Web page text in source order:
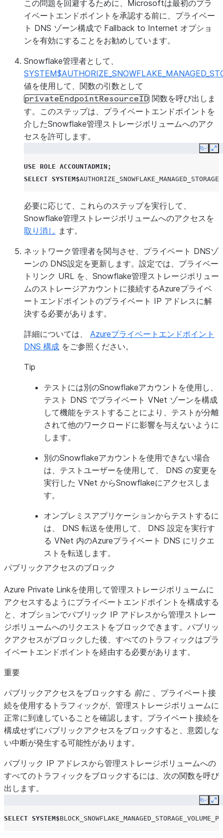
この問題を回避するために、Microsoftは最初のプラ
イベートエンドポイントを承認する前に、プライベー
ト DNS ゾーン構成で Fallback to Internet オプショ
ンを有効にすることをお勧めしています。
Snowflake管理者として、
値を使用して、関数の引数として
privateEndpointResourceID 関数を呼び出しま
す。このステップは、プライベートエンドポイントを
介したSnowflake管理ストレージボリュームへのアク
セスを許可します。
Copy
USE ROLE ACCOUNTADMIN ;
SELECT SYSTEM$
必要に応じて、これらのステップを実行して、
Snowflake管理ストレージボリュームへのアクセスを
取り消し ます。
ネットワーク管理者を関与させ、プライベート DNSゾ
ーンの DNS設定を更新します。設定では、プライベー
トリンク URL を、Snowflake管理ストレージボリュー
ムのストレージアカウントに接続するAzureプライベ
ートエンドポイントのプライベート IP アドレスに解
決する必要があります。
詳細については、 Azureプライベートエンドポイント
DNS 構成 をご参照ください。
Tip
テストには別のSnowflakeアカウントを使用し、
テスト DNS でプライベート VNet ゾーンを構成
して機能をテストすることにより、テストが分離
されて他のワークロードに影響を与えないように
します。
別のSnowflakeアカウントを使用できない場合
は、テストユーザーを使用して、 DNS の変更を
実行した VNet からSnowflakeにアクセスしま
す。
オンプレミスアプリケーションからテストするに
は、 DNS 転送を使用して、 DNS 設定を実行す
る VNet 内のAzureプライベート DNS にリクエ
ストを転送します。
パブリックアクセスのブロック
Azure Private Linkを使用して管理ストレージボリュームに
アクセスするようにプライベートエンドポイントを構成する
と、オプションでパブリック IP アドレスから管理ストレー
ジボリュームへのリクエストをブロックできます。パブリッ
クアクセスがブロックした後、すべてのトラフィックはプラ
イベートエンドポイントを経由する必要があります。
重要
パブリックアクセスをブロックする 前に 、プライベート接
続を使用するトラフィックが、管理ストレージボリュームに
正常に到達していることを確認します。プライベート接続を
構成せずにパブリックアクセスをブロックすると、意図しな
い中断が発生する可能性があります。
パブリック IP アドレスから管理ストレージボリュームへの
すべてのトラフィックをブロックするには、次の関数を呼び
出します。
Copy
SELECT SYSTEM$